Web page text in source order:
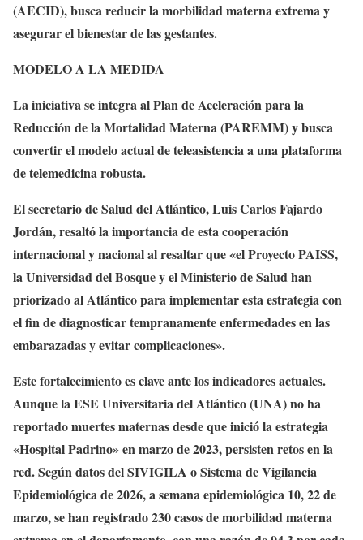
(AECID), busca reducir la morbilidad materna extrema y
asegurar el bienestar de las gestantes.
MODELO A LA MEDIDA
La iniciativa se integra al Plan de Aceleración para la
Reducción de la Mortalidad Materna (PAREMM) y busca
convertir el modelo actual de teleasistencia a una plataforma
de telemedicina robusta.
El secretario de Salud del Atlántico, Luis Carlos Fajardo
Jordán, resaltó la importancia de esta cooperación
internacional y nacional al resaltar que «el Proyecto PAISS,
la Universidad del Bosque y el Ministerio de Salud han
priorizado al Atlántico para implementar esta estrategia con
el fin de diagnosticar tempranamente enfermedades en las
embarazadas y evitar complicaciones».
Este fortalecimiento es clave ante los indicadores actuales.
Aunque la ESE Universitaria del Atlántico (UNA) no ha
reportado muertes maternas desde que inició la estrategia
«Hospital Padrino» en marzo de 2023, persisten retos en la
red. Según datos del SIVIGILA o Sistema de Vigilancia
Epidemiológica de 2026, a semana epidemiológica 10, 22 de
marzo, se han registrado 230 casos de morbilidad materna